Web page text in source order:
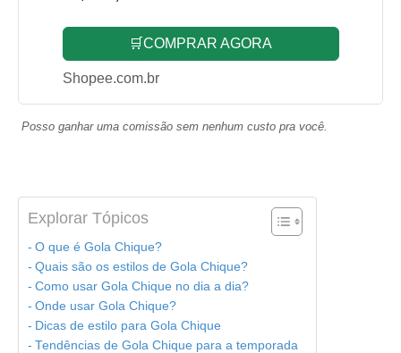
🛒COMPRAR AGORA
Shopee.com.br
Posso ganhar uma comissão sem nenhum custo pra você.
Explorar Tópicos
O que é Gola Chique?
Quais são os estilos de Gola Chique?
Como usar Gola Chique no dia a dia?
Onde usar Gola Chique?
Dicas de estilo para Gola Chique
Tendências de Gola Chique para a temporada